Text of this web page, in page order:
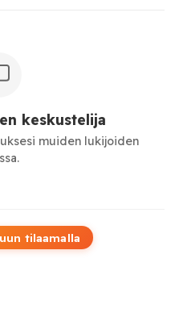
keskustelija
muiden lukijoiden
tilaamalla